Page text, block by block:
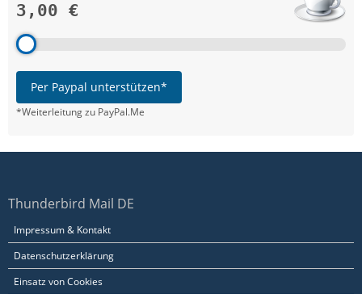
3,00 €
Per Paypal unterstützen*
*Weiterleitung zu PayPal.Me
Thunderbird Mail DE
Impressum & Kontakt
Datenschutzerklärung
Einsatz von Cookies